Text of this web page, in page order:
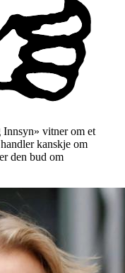
vitner om et
kanskje om
den bud om